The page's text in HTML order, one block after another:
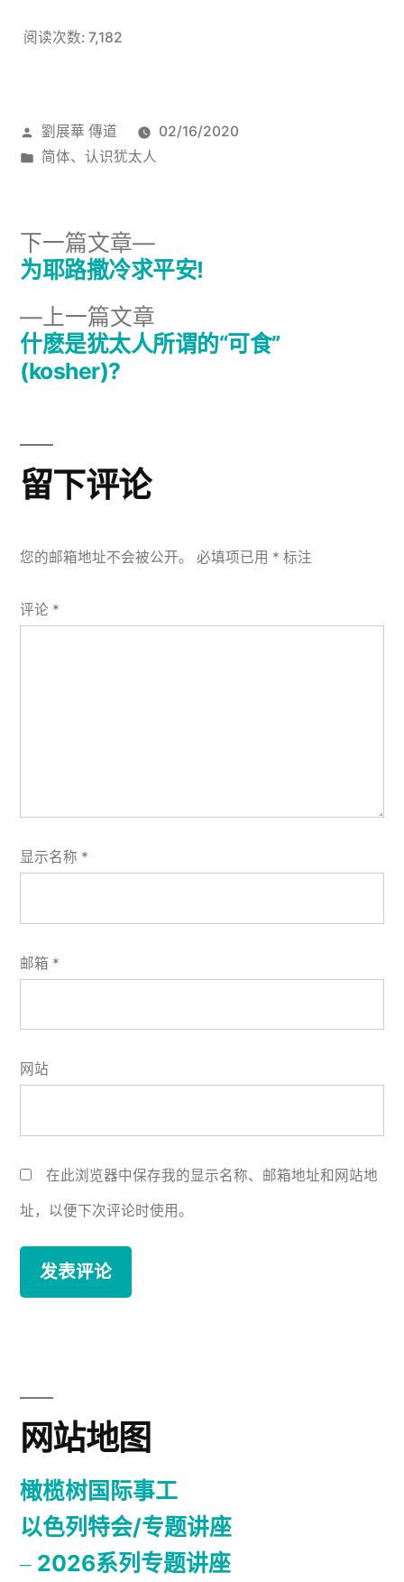
阅读次数: 7,182
发
布
劉展華 傳道
02/16/2020
发
简体、 认识犹太人
文
章
导
上一篇文章
一
什麽是犹太人所谓的“可食”
(kosher)?
下一篇文章
下
一
章：
为耶路撒冷求平安!
留下评论
您的邮箱地址不会被公开。 必填项已用 * 标注
评论 *
显示名称 *
邮箱 *
网站
在此浏览器中保存我的显示名称、邮箱地址和网站地
址，以便下次评论时使用。
网站地图
橄榄树国际事工
以色列特会/专题讲座
2026系列专题讲座